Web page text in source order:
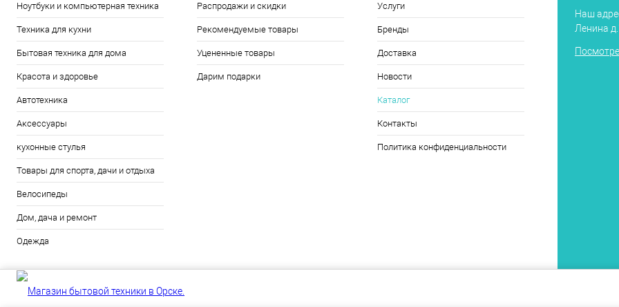
Ноутбуки и компьютерная техника
Техника для кухни
Бытовая техника для дома
Красота и здоровье
Автотехника
Аксессуары
кухонные стулья
Товары для спорта, дачи и отдыха
Велосипеды
Дом, дача и ремонт
Одежда
Распродажи и скидки
Рекомендуемые товары
Уцененные товары
Дарим подарки
Услуги
Бренды
Доставка
Новости
Каталог
Контакты
Политика конфиденциальности
Наш
Ленина